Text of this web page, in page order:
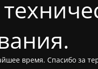
время. Спасибо за